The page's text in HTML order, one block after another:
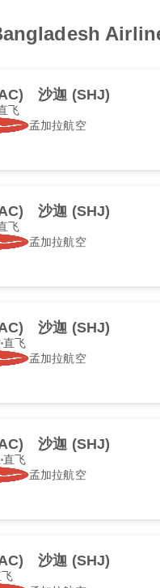
沙迦 (SHJ)
飞
孟加拉航空
沙迦 (SHJ)
飞
孟加拉航空
沙迦 (SHJ)
直飞
孟加拉航空
沙迦 (SHJ)
直飞
孟加拉航空
沙迦 (SHJ)